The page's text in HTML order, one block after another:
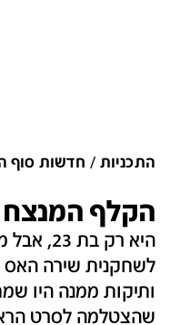
התכניות חדשות סוף
הקלף
היא רק
לשחקנית שירה האס
ותיקות ממנה היו